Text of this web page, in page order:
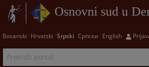
Osnovni sud u
Bosanski Hrvatski Srpski Српски English